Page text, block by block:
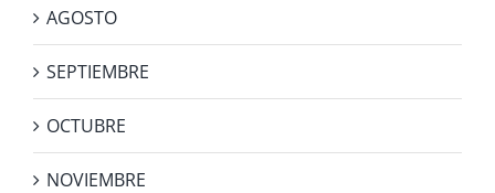
AGOSTO
SEPTIEMBRE
OCTUBRE
NOVIEMBRE